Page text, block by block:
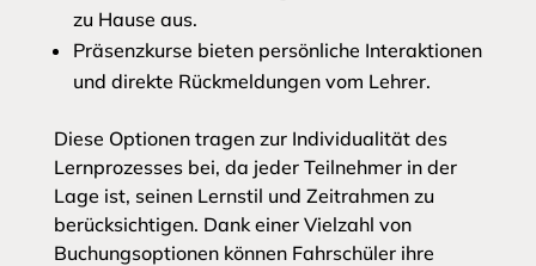
zu Hause aus.
Präsenzkurse bieten persönliche Interaktionen
und direkte Rückmeldungen vom Lehrer.
Diese Optionen tragen zur Individualität des
Lernprozesses bei, da jeder Teilnehmer in der
Lage ist, seinen Lernstil und Zeitrahmen zu
berücksichtigen. Dank einer Vielzahl von
Buchungsoptionen können Fahrschüler ihre